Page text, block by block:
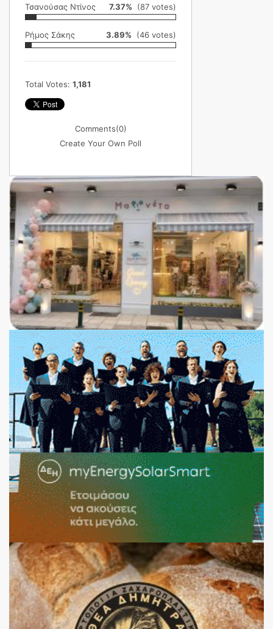
Τσανούσας Ντίνος 7.37% (87 votes)
Ρήμος Σάκης 3.89% (46 votes)
Total Votes: 1,181
Comments(0)
Create Your Own Poll